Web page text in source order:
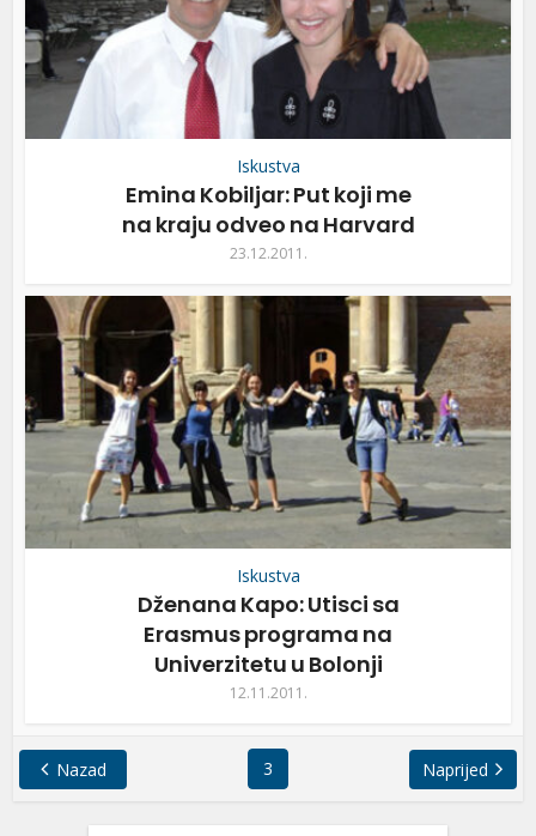
Iskustva
Emina Kobiljar: Put koji me
na kraju odveo na Harvard
23.12.2011.
Iskustva
Dženana Kapo: Utisci sa
Erasmus programa na
Univerzitetu u Bolonji
12.11.2011.
Nazad 3 Naprijed